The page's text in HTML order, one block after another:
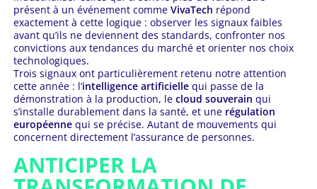
présent à un événement comme VivaTech répond
exactement à cette logique : observer les signaux faibles
avant qu’ils ne deviennent des standards, confronter nos
convictions aux tendances du marché et orienter nos choix
technologiques.
Trois signaux ont particulièrement retenu notre attention
cette année : l’intelligence artificiellequi passe de la
démonstration à la production, le cloud souverain qui
s’installe durablement dans la santé, et une régulation
européennequi se précise. Autant de mouvements qui
concernent directement l’assurance de personnes.
ANTICIPER LA